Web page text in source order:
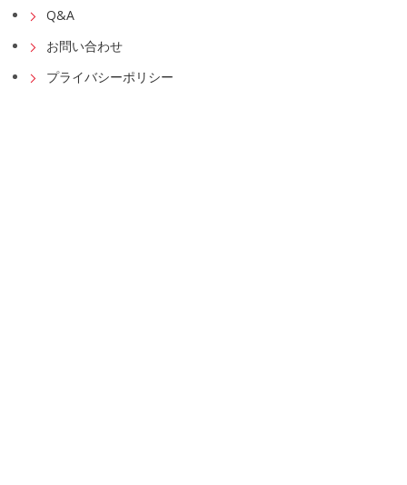
Q&A
お問い合わせ
プライバシーポリシー